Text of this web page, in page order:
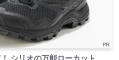
PR
シリオの万能ローカット